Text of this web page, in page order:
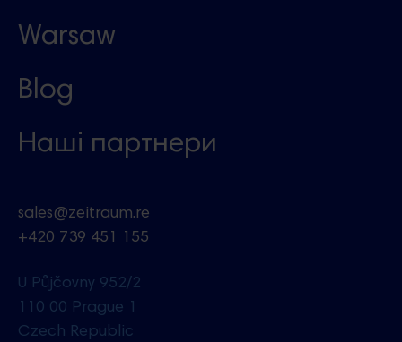
Warsaw
Blog
Наші партнери
sales@zeitraum.re
+420 739 451 155
U Půjčovny 952/2
110 00 Prague 1
Czech Republic